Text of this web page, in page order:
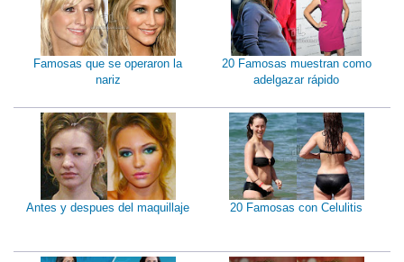
Famosas que se operaron la
nariz
20 Famosas muestran como
adelgazar rápido
Antes y despues del maquillaje 20 Famosas con Celulitis